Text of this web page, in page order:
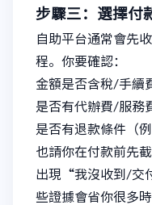
步驟三：選擇付
自助平台通常會先
程。你要確認：
金額是否含稅/手續
是否有代辦費/服務
是否有退款條件（
也請你在付款前先
出現“我沒收到/交
些證據會省你很多時